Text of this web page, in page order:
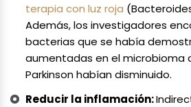
terapia con luz roja
Además, los investigadores
bacterias que se había
aumentadas en el microbioma
Parkinson habían disminuido.
Reducir la inflamación: